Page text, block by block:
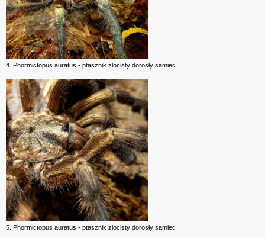
4. Phormictopus auratus - ptasznik złocisty dorosły samiec
5. Phormictopus auratus - ptasznik złocisty dorosły samiec